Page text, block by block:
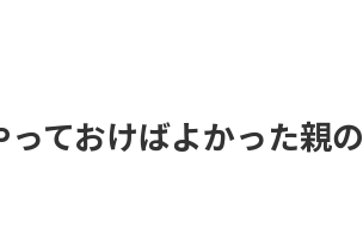
ておけばよかった親の